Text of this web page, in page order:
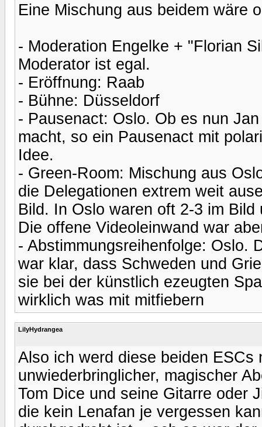
Eine Mischung aus beidem wäre
- Moderation Engelke + "Florian
Moderator ist egal.
- Eröffnung: Raab
- Bühne: Düsseldorf
- Pausenact: Oslo. Ob es nun
macht, so ein Pausenact mit
Idee.
- Green-Room: Mischung aus
die Delegationen extrem weit
Bild. In Oslo waren oft 2-3 im
Die offene Videoleinwand war
- Abstimmungsreihenfolge: Oslo.
war klar, dass Schweden und
sie bei der künstlich ezeugten
wirklich was mit mitfiebern
LilyHydrangea
Also ich werd diese beiden
unwiederbringlicher, magischer
Tom Dice und seine Gitarre oder
die kein Lenafan je vergessen